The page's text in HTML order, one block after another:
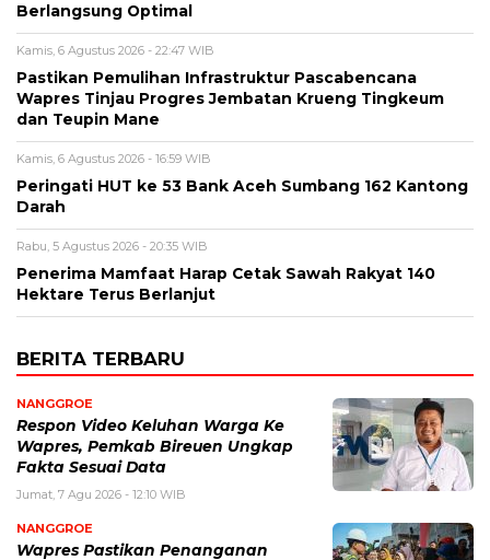
Berlangsung Optimal
Kamis, 6 Agustus 2026 - 22:47 WIB
Pastikan Pemulihan Infrastruktur Pascabencana
Wapres Tinjau Progres Jembatan Krueng Tingkeum
dan Teupin Mane
Kamis, 6 Agustus 2026 - 16:59 WIB
Peringati HUT ke 53 Bank Aceh Sumbang 162 Kantong
Darah
Rabu, 5 Agustus 2026 - 20:35 WIB
Penerima Mamfaat Harap Cetak Sawah Rakyat 140
Hektare Terus Berlanjut
BERITA TERBARU
NANGGROE
Respon Video Keluhan Warga Ke
Wapres, Pemkab Bireuen Ungkap
Fakta Sesuai Data
Jumat, 7 Agu 2026 - 12:10 WIB
NANGGROE
Wapres Pastikan Penanganan